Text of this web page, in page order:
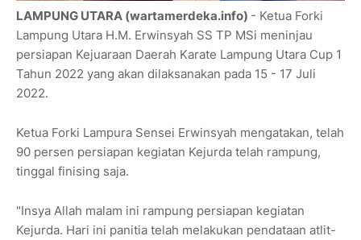
LAMPUNG UTARA (wartamerdeka.info) - Ketua Forki
Lampung Utara H.M. Erwinsyah SS TP MSi meninjau
persiapan Kejuaraan Daerah Karate Lampung Utara Cup 1
Tahun 2022 yang akan dilaksanakan pada 15 - 17 Juli
2022.
Ketua Forki Lampura Sensei Erwinsyah mengatakan, telah
90 persen persiapan kegiatan Kejurda telah rampung,
tinggal finising saja.
"Insya Allah malam ini rampung persiapan kegiatan
Kejurda. Hari ini panitia telah melakukan pendataan atlit-